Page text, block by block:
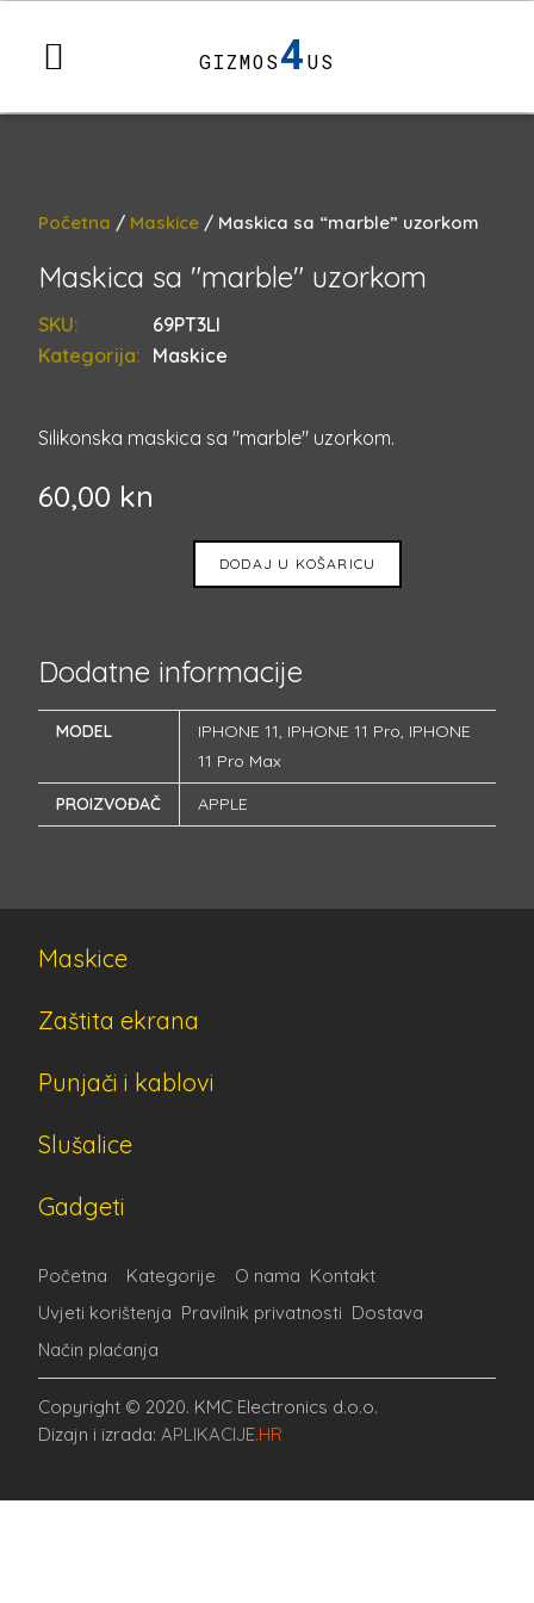
GIZMOS4US
Početna / Maskice / Maskica sa “marble” uzorkom
Maskica sa "marble" uzorkom
SKU:
69PT3LI
Kategorija: Maskice
Silikonska maskica sa "marble" uzorkom.
60,00 kn
DODAJ U KOŠARICU
Dodatne informacije
MODEL IPHONE 11, IPHONE 11 Pro, IPHONE
11 Pro Max
PROIZVOĐAČ
APPLE
Maskice
Zaštita ekrana
Punjači i kablovi
Slušalice
Gadgeti
Početna Kategorije O nama Kontakt
Uvjeti korištenja Pravilnik privatnosti Dostava
Način plaćanja
Copyright © 2020. KMC Electronics d.o.o.
Dizajn i izrada: APLIKACIJE.HR